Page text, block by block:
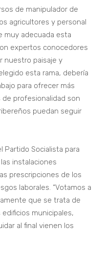
de manipulador de
agricultores y personal
muy adecuada esta
expertos conocedores
nuestro paisaje y
esta rama, debería
para ofrecer más
profesionalidad son
puedan seguir
Partido Socialista para
instalaciones
prescripciones de los
laborales. “Votamos a
que se trata de
municipales,
al final vienen los